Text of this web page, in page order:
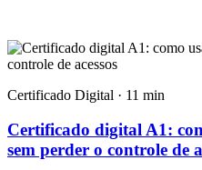
Certificado Digital · 11 min
Certificado digital A1:
sem perder o controle de